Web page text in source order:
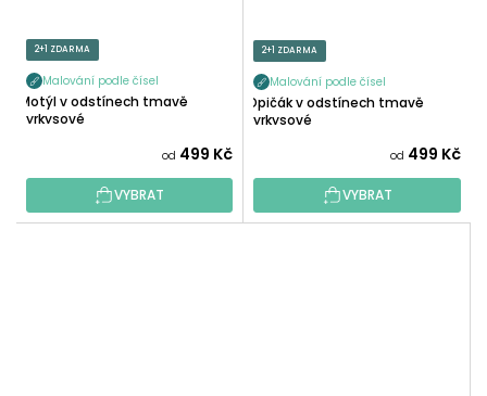
2+1 ZDARMA
Malování podle čísel
Motýl v odstínech tmavě
tyrkysové
od 499 Kč
VYBRAT
2+1 ZDARMA
Malování podle čísel
Opičák v odstínech tmavě
tyrkysové
od 499 Kč
VYBRAT